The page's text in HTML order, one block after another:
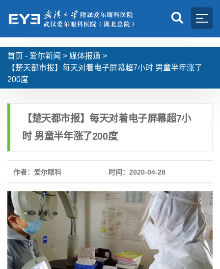
首页 - 爱尔新闻 > 媒体报道 >
【楚天都市报】每天对着电子屏幕超7小时 男童半年涨了
200度
【楚天都市报】每天对着电子屏幕超7小
时 男童半年涨了200度
作者：爱尔眼科 时间：2020-04-28